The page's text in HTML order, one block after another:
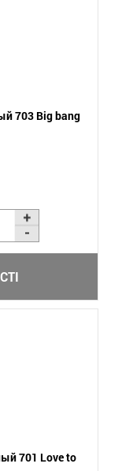
703 Big bang
701 Love to